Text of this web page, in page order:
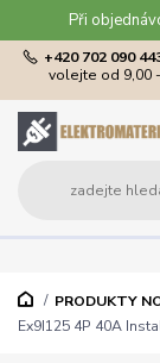
Při
+420 702 090
volejte od 9,00
PRODUKTY
Ex9I125 4P 40A